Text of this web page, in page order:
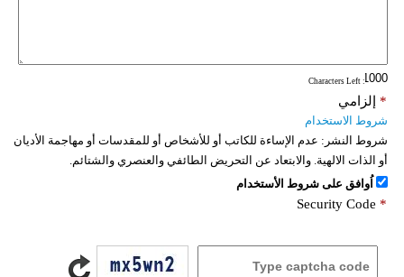
: Characters Left
إلزامي *
شروط الاستخدام
شروط النشر: عدم الإساءة للكاتب أو للأشخاص أو للمقدسات أو مهاجمة الأديان
أو الذات الالهية. والابتعاد عن التحريض الطائفي والعنصري والشتائم.
اُوافق على شروط الأستخدام
Security Code *